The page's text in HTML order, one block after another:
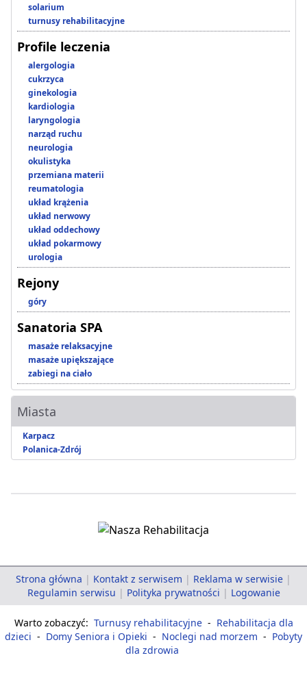
solarium
turnusy rehabilitacyjne
Profile leczenia
alergologia
cukrzyca
ginekologia
kardiologia
laryngologia
narząd ruchu
neurologia
okulistyka
przemiana materii
reumatologia
układ krążenia
układ nerwowy
układ oddechowy
układ pokarmowy
urologia
Rejony
góry
Sanatoria SPA
masaże relaksacyjne
masaże upiększające
zabiegi na ciało
Miasta
Karpacz
Polanica-Zdrój
Strona główna | Kontakt z serwisem | Reklama w serwisie |
Regulamin serwisu | Polityka prywatności | Logowanie
Warto zobaczyć: Turnusy rehabilitacyjne - Rehabilitacja dla
dzieci - Domy Seniora i Opieki - Noclegi nad morzem - Pobyty
dla zdrowia